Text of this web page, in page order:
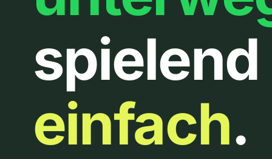
spielend
einfach.